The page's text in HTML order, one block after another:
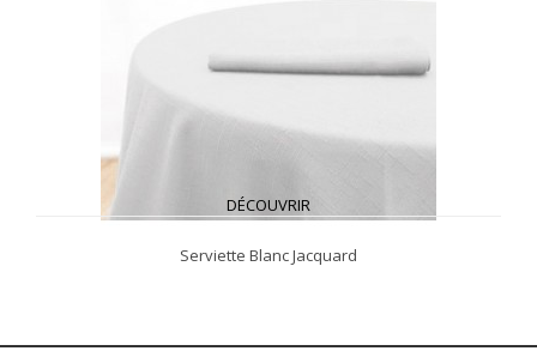
DÉCOUVRIR
Serviette Blanc Jacquard